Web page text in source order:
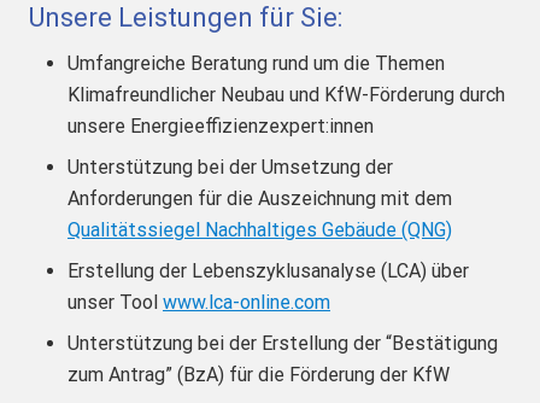
Unsere Leistungen für Sie:
Umfangreiche Beratung rund um die Themen
Klimafreundlicher Neubau und KfW-Förderung durch
unsere Energieeffizienzexpert:innen
Unterstützung bei der Umsetzung der
Anforderungen für die Auszeichnung mit dem
Qualitätssiegel Nachhaltiges Gebäude (QNG)
Erstellung der Lebenszyklusanalyse (LCA) über
unser Tool www.lca-online.com
Unterstützung bei der Erstellung der “Bestätigung
zum Antrag” (BzA) für die Förderung der KfW